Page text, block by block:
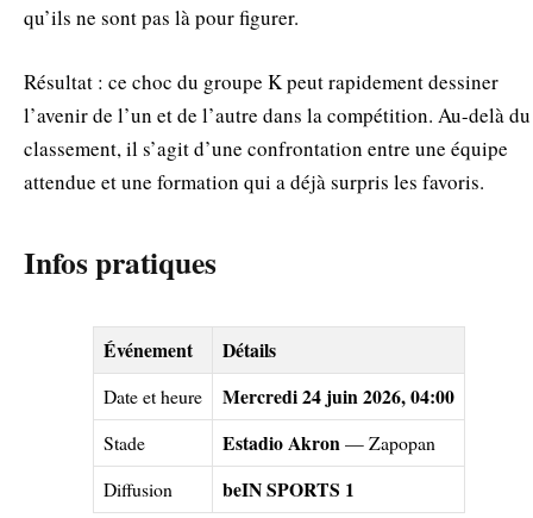
qu’ils ne sont pas là pour figurer.
Résultat : ce choc du groupe K peut rapidement dessiner
l’avenir de l’un et de l’autre dans la compétition. Au-delà du
classement, il s’agit d’une confrontation entre une équipe
attendue et une formation qui a déjà surpris les favoris.
Infos pratiques
Événement Détails
Date et heure Mercredi 24 juin 2026, 04:00
Stade Estadio Akron — Zapopan
Diffusion
beIN SPORTS 1